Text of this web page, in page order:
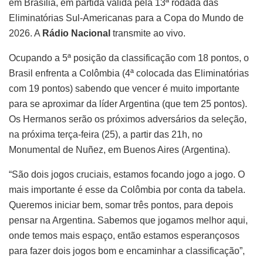
em Brasília, em partida válida pela 13ª rodada das
Eliminatórias Sul-Americanas para a Copa do Mundo de
2026. A Rádio Nacional transmite ao vivo.
Ocupando a 5ª posição da classificação com 18 pontos, o
Brasil enfrenta a Colômbia (4ª colocada das Eliminatórias
com 19 pontos) sabendo que vencer é muito importante
para se aproximar da líder Argentina (que tem 25 pontos).
Os Hermanos serão os próximos adversários da seleção,
na próxima terça-feira (25), a partir das 21h, no
Monumental de Nuñez, em Buenos Aires (Argentina).
“São dois jogos cruciais, estamos focando jogo a jogo. O
mais importante é esse da Colômbia por conta da tabela.
Queremos iniciar bem, somar três pontos, para depois
pensar na Argentina. Sabemos que jogamos melhor aqui,
onde temos mais espaço, então estamos esperançosos
para fazer dois jogos bom e encaminhar a classificação”,